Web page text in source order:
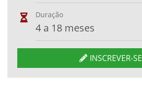
Duração
4 a 18 meses
INSCREVER-SE